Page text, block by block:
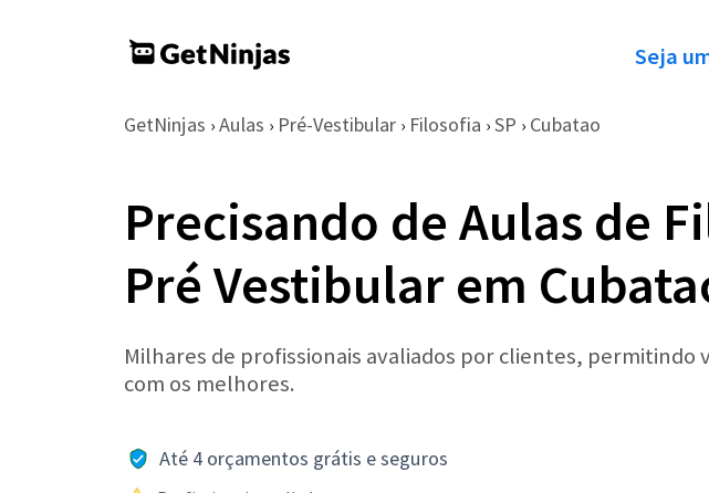
Seja
GetNinjas › Aulas › Pré-Vestibular › Filosofia › SP › Cubatao
Precisando de Aulas de
Pré Vestibular em
Milhares de profissionais avaliados por clientes, permitindo
com os melhores.
Até 4 orçamentos grátis e seguros